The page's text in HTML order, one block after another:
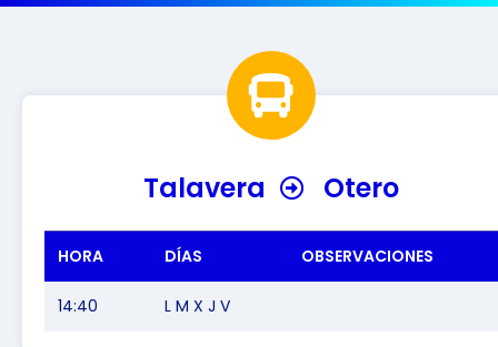
Talavera Otero
HORA DÍAS OBSERVACIONES
14:40 L M X J V